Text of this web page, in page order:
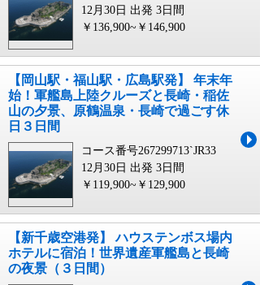
12月30日 出発 3日間
￥136,900~￥146,900
【岡山駅・福山駅・広島駅発】 年末年
始！軍艦島上陸クルーズと長崎・稲佐
山の夕景、原鶴温泉・長崎で過ごす休
日３日間
コース番号267299713`JR33
12月30日 出発 3日間
￥119,900~￥129,900
【新千歳空港発】 ハウステンボス場内
ホテルに宿泊！世界遺産軍艦島と長崎
の夜景（３日間）